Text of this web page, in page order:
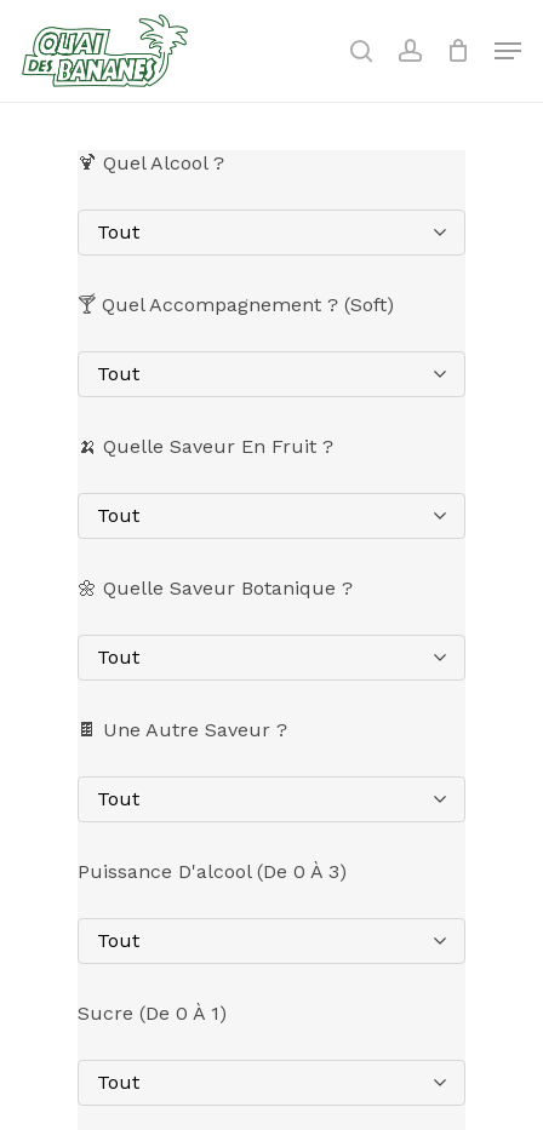
main
content
searchaccount
🍹 Quel Alcool ?
Tout
🍸 Quel Accompagnement ? (Soft)
Tout
🍌 Quelle Saveur En Fruit ?
Tout
🌼 Quelle Saveur Botanique ?
Tout
🍫 Une Autre Saveur ?
Tout
Puissance D'alcool (de 0 À 3)
Tout
Sucre (de 0 À 1)
Tout